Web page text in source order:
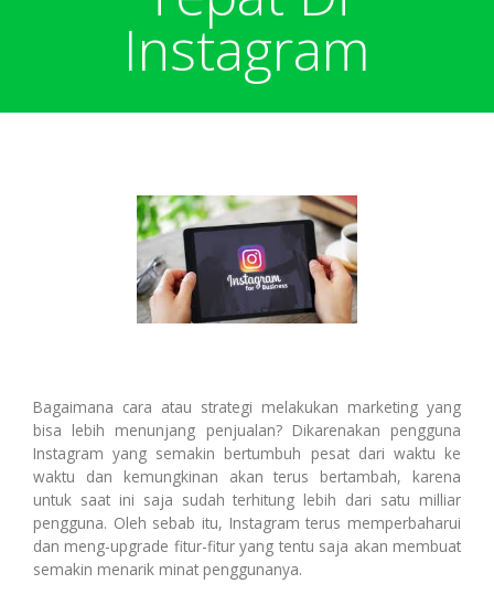
Harga Pulsa Elektrik
Token PLN murah
Pulsa Reguler
Paket Data Internet
Paket SMS & Telepon
Unlock / Aktivasi Voucher
Pulsa Transfer
Bonus
Bonus Mingguan
Bonus Transaksi
Deposit
Transaksi
Cara Transaksi
Transaksi Terjadwal
Transaksi Massal
Support
Instagram
Bagaimana cara atau strategi melakukan marketing yang
bisa lebih menunjang penjualan? Dikarenakan pengguna
Instagram yang semakin bertumbuh pesat dari waktu ke
waktu dan kemungkinan akan terus bertambah, karena
untuk saat ini saja sudah terhitung lebih dari satu milliar
pengguna. Oleh sebab itu, Instagram terus memperbaharui
dan meng-upgrade fitur-fitur yang tentu saja akan membuat
semakin menarik minat penggunanya.